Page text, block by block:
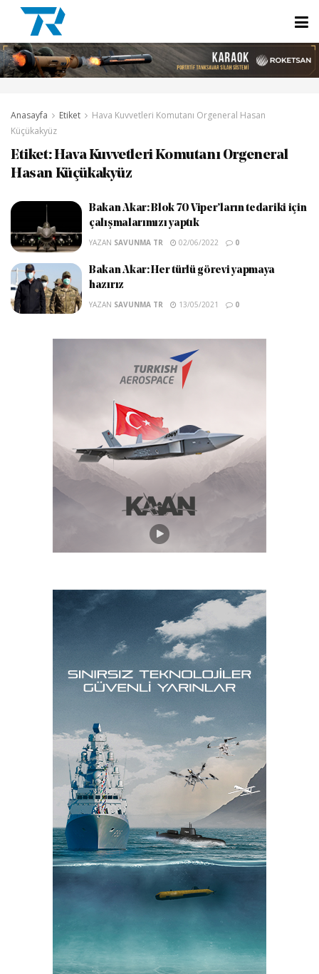
Anasayfa Etiket
Hava Kuvvetleri Komutanı Orgeneral Hasan
Küçükakyüz
Etiket:Hava Kuvvetleri Komutanı Orgeneral
Hasan Küçükakyüz
Bakan Akar: Blok 70 Viper’ların tedariki için
çalışmalarımızı yaptık
YAZAN SAVUNMA TR 02/06/2022 0
Bakan Akar: Her türlü görevi yapmaya
hazırız
YAZAN SAVUNMA TR 13/05/2021 0